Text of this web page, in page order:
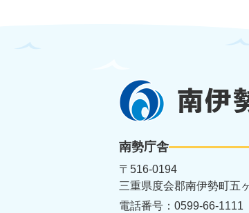
南勢庁舎
〒516-0194
三重県度会郡南伊勢町五
電話番号：0599-66-1111